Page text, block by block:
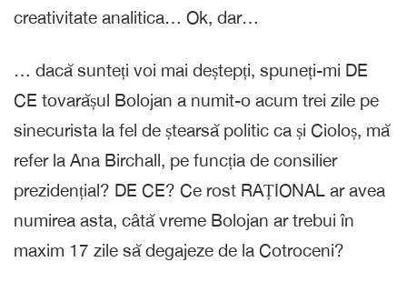
creativitate analitica… Ok, dar…
… dacă sunteți voi mai deștepți, spuneți-mi DE
CE tovarășul Bolojan a numit-o acum trei zile pe
sinecurista la fel de ștearsă politic ca și Cioloș, mă
refer la Ana Birchall, pe funcția de consilier
prezidențial? DE CE? Ce rost RAȚIONAL ar avea
numirea asta, câtă vreme Bolojan ar trebui în
maxim 17 zile să degajeze de la Cotroceni?